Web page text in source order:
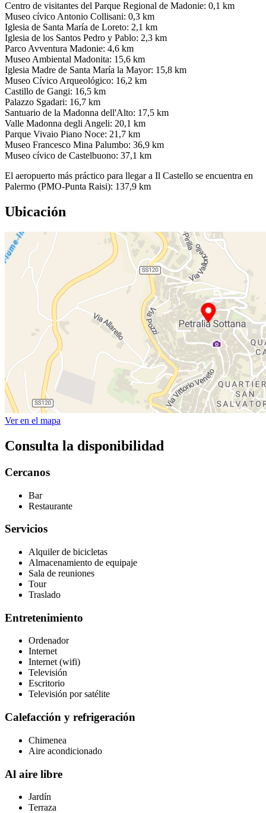
Centro de visitantes del Parque Regional de Madonie: 0,1 km
Museo cívico Antonio Collisani: 0,3 km
Iglesia de Santa María de Loreto: 2,1 km
Iglesia de los Santos Pedro y Pablo: 2,3 km
Parco Avventura Madonie: 4,6 km
Museo Ambiental Madonita: 15,6 km
Iglesia Madre de Santa María la Mayor: 15,8 km
Museo Cívico Arqueológico: 16,2 km
Castillo de Gangi: 16,5 km
Palazzo Sgadari: 16,7 km
Santuario de la Madonna dell'Alto: 17,5 km
Valle Madonna degli Angeli: 20,1 km
Parque Vivaio Piano Noce: 21,7 km
Museo Francesco Mina Palumbo: 36,9 km
Museo cívico de Castelbuono: 37,1 km
El aeropuerto más práctico para llegar a Il Castello se encuentra en
Palermo (PMO-Punta Raisi): 137,9 km
Ubicación
Ver en el mapa
Consulta la disponibilidad
Cercanos
Bar
Restaurante
Servicios
Alquiler de bicicletas
Almacenamiento de equipaje
Sala de reuniones
Tour
Traslado
Entretenimiento
Ordenador
Internet
Internet (wifi)
Televisión
Escritorio
Televisión por satélite
Calefacción y refrigeración
Chimenea
Aire acondicionado
Al aire libre
Jardín
Terraza